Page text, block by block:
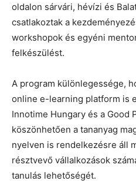
oldalon sárvári, hévízi és
csatlakoztak a
workshopok és egyéni
felkészülést.
A program különlegessége,
online e-learning platform is
Innotime Hungary és a Good
köszönhetően a tananyag
nyelven is rendelkezésre áll
résztvevő vállalkozások
tanulás lehetőségét.